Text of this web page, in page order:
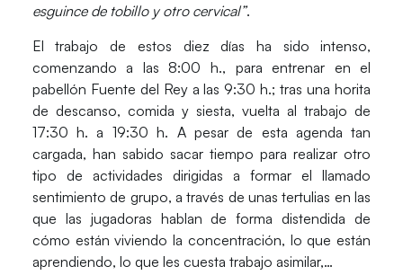
esguince de tobillo y otro cervical”.
El trabajo de estos diez días ha sido intenso,
comenzando a las 8:00 h., para entrenar en el
pabellón Fuente del Rey a las 9:30 h.; tras una horita
de descanso, comida y siesta, vuelta al trabajo de
17:30 h. a 19:30 h. A pesar de esta agenda tan
cargada, han sabido sacar tiempo para realizar otro
tipo de actividades dirigidas a formar el llamado
sentimiento de grupo, a través de unas tertulias en las
que las jugadoras hablan de forma distendida de
cómo están viviendo la concentración, lo que están
aprendiendo, lo que les cuesta trabajo asimilar,…